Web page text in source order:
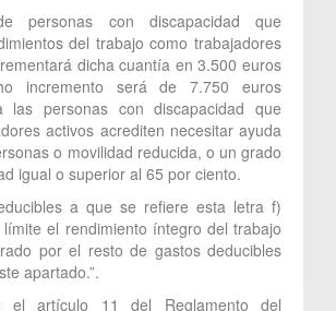
personas con discapacidad que
del trabajo como trabajadores
dicha cuantía en 3.500 euros
incremento será de 7.750 euros
las personas con discapacidad que
activos acrediten necesitar ayuda
o movilidad reducida, o un grado
igual o superior al 65 por ciento.
a que se refiere esta letra f)
el rendimiento íntegro del trabajo
por el resto de gastos deducibles
apartado.”.
el artículo 11 del Reglamento del